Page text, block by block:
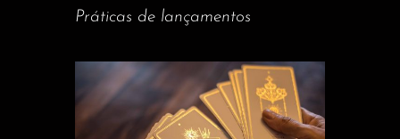
Práticas de lançamentos